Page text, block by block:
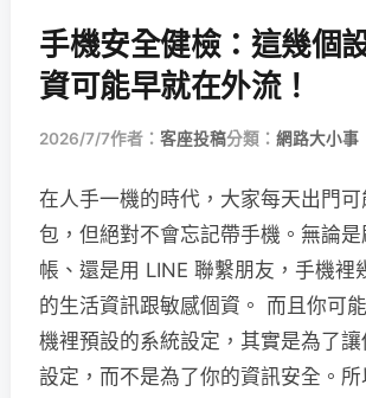
手機安全健檢：這幾個
資可能早就在外流！
2026/7/7作者： 客座投稿分類： 網路大小事
在人手一機的時代，大家每天出門
包，但絕對不會忘記帶手機。無論
帳、還是用 LINE 聯繫朋友，手機裡
的生活資訊跟敏感個資。 而且你可
機裡預設的系統設定，其實是為了
設定，而不是為了你的資訊安全。